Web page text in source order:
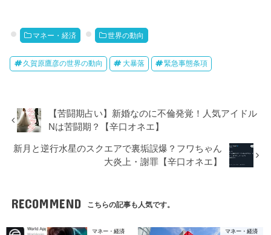
マネー・経済 世界の動向
久賀原鷹彦の世界の動向 大暴落 緊急事態条項
【苦闘期占い】新婚なのに不倫発覚！人気アイドル
Nは苦闘期？【辛口オネエ】
新月と逆行水星のスクエアで裏垢誤爆？フワちゃん
大炎上・謝罪【辛口オネエ】
RECOMMEND こちらの記事も人気です。
マネー・経済 マネー・経済